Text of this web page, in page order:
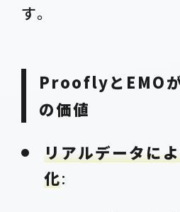
す。
ProoflyとEMO
の価値
リアルデータに
化: